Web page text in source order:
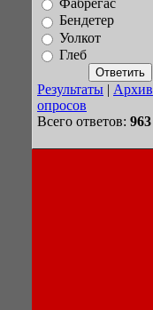
Фабрегас
Бендетер
Уолкот
Глеб
Результаты | Архив
опросов
Всего ответов: 963